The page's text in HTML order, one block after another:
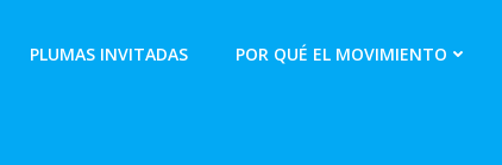
PLUMAS INVITADAS POR QUÉ EL MOVIMIENTO